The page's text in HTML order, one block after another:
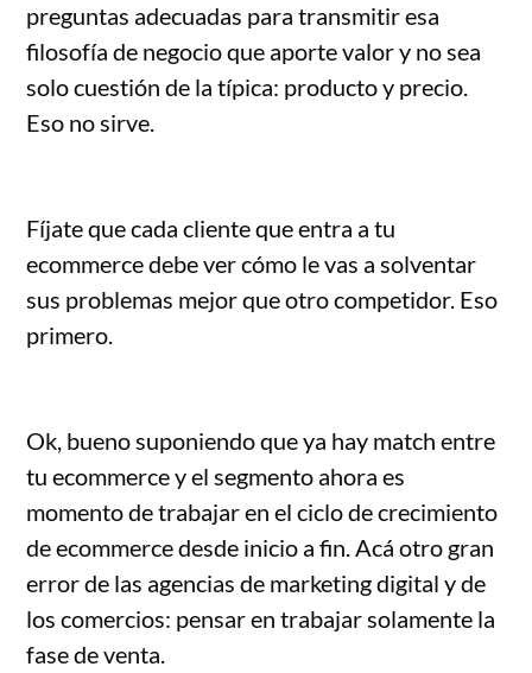
preguntas adecuadas para transmitir esa
filosofía de negocio que aporte valor y no sea
solo cuestión de la típica: producto y precio.
Eso no sirve.
Fíjate que cada cliente que entra a tu
ecommerce debe ver cómo le vas a solventar
sus problemas mejor que otro competidor. Eso
primero.
Ok, bueno suponiendo que ya hay match entre
tu ecommerce y el segmento ahora es
momento de trabajar en el ciclo de crecimiento
de ecommerce desde inicio a fin. Acá otro gran
error de las agencias de marketing digital y de
los comercios: pensar en trabajar solamente la
fase de venta.